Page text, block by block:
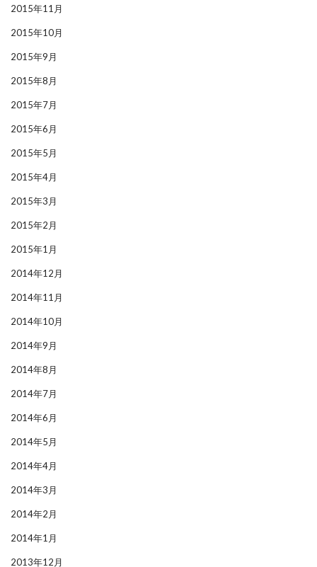
2015年11月
2015年10月
2015年9月
2015年8月
2015年7月
2015年6月
2015年5月
2015年4月
2015年3月
2015年2月
2015年1月
2014年12月
2014年11月
2014年10月
2014年9月
2014年8月
2014年7月
2014年6月
2014年5月
2014年4月
2014年3月
2014年2月
2014年1月
2013年12月